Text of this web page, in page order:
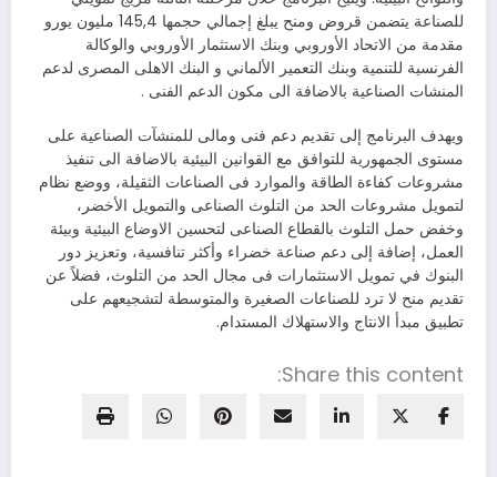
للصناعة يتضمن قروض ومنح يبلغ إجمالي حجمها 145,4 مليون يورو
مقدمة من الاتحاد الأوروبي وبنك الاستثمار الأوروبي والوكالة
الفرنسية للتنمية وبنك التعمير الألماني و البنك الاهلى المصرى لدعم
المنشات الصناعية بالاضافة الى مكون الدعم الفنى .
ويهدف البرنامج إلى تقديم دعم فنى ومالى للمنشآت الصناعية على
مستوى الجمهورية للتوافق مع القوانين البيئية بالاضافة الى تنفيذ
مشروعات كفاءة الطاقة والموارد فى الصناعات الثقيلة، ووضع نظام
لتمويل مشروعات الحد من التلوث الصناعى والتمويل الأخضر،
وخفض حمل التلوث بالقطاع الصناعى لتحسين الاوضاع البيئية وبيئة
العمل، إضافة إلى دعم صناعة خضراء وأكثر تنافسية، وتعزيز دور
البنوك في تمويل الاستثمارات فى مجال الحد من التلوث، فضلاً عن
تقديم منح لا ترد للصناعات الصغيرة والمتوسطة لتشجيعهم على
تطبيق مبدأ الانتاج والاستهلاك المستدام.
Share this content: